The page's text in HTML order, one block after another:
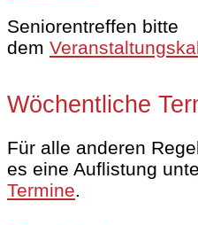
Seniorentreffen bitte
dem
Wöchentliche
Für alle anderen
es eine Auflistung
Termine